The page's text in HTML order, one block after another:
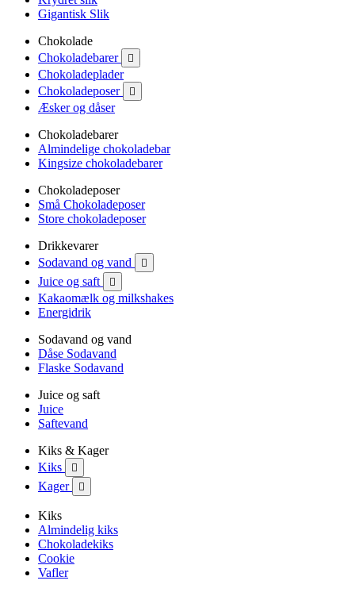
Gigantisk Slik
Chokolade
Chokoladebarer

Chokoladeplader
Chokoladeposer

Æsker og dåser
Chokoladebarer
Almindelige chokoladebar
Kingsize chokoladebarer
Chokoladeposer
Små Chokoladeposer
Store chokoladeposer
Drikkevarer
Sodavand og vand

Juice og saft 
Kakaomælk og milkshakes
Energidrik
Sodavand og vand
Dåse Sodavand
Flaske Sodavand
Juice og saft
Juice
Saftevand
Kiks & Kager
Kiks

Kager 
Kiks
Almindelig kiks
Chokoladekiks
Cookie
Vafler